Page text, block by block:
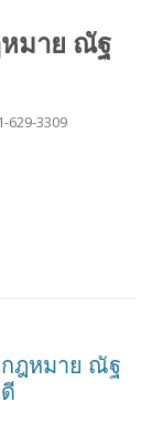
มาย ณัฐ
3309
กฎหมาย ณัฐ